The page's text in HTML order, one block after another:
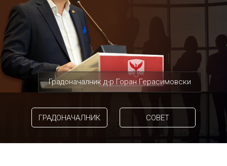
Градоначалник д-р Горан Герасимовски
ГРАДОНАЧАЛНИК СОВЕТ